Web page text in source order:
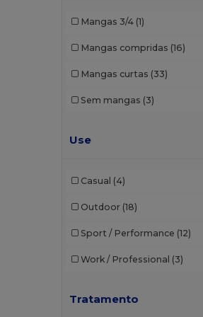
Branve
Build Your Brand
CamelBak
Case Logic
Mangas 3/4 (1)
Mangas compridas (16)
Mangas curtas (33)
Sem mangas (3)
Use
Casual (4)
Outdoor (18)
Sport / Performance (12)
Work / Professional (3)
Tratamento